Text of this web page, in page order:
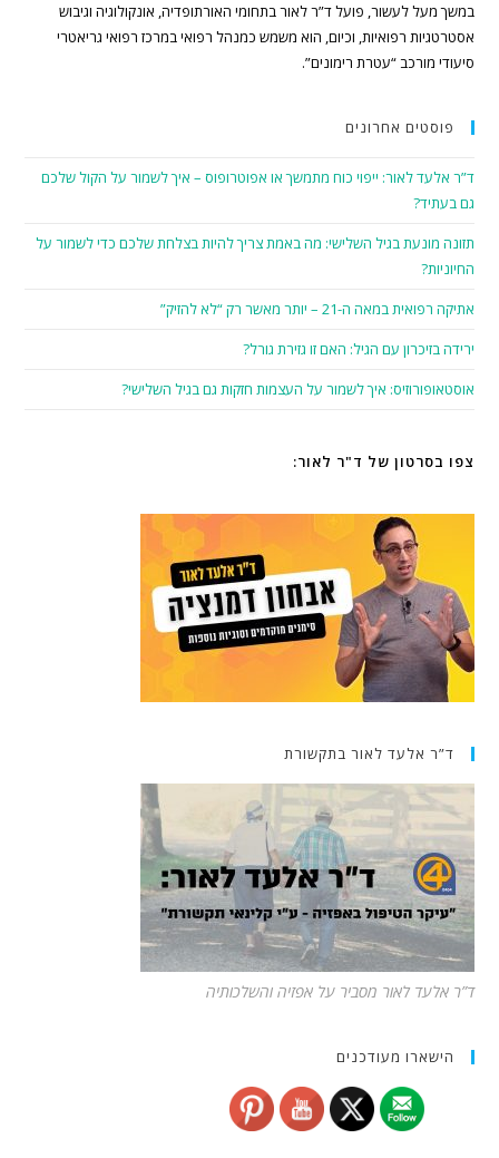
במשך מעל לעשור, פועל ד”ר לאור בתחומי האורתופדיה, אונקולוגיה וגיבוש
אסטרטגיות רפואיות, וכיום, הוא משמש כמנהל רפואי במרכז רפואי גריאטרי
סיעודי מורכב “עטרת רימונים”.
פוסטים אחרונים
ד”ר אלעד לאור: ייפוי כוח מתמשך או אפוטרופוס – איך לשמור על הקול שלכם
גם בעתיד?
תזונה מונעת בגיל השלישי: מה באמת צריך להיות בצלחת שלכם כדי לשמור על
החיוניות?
אתיקה רפואית במאה ה-21 – יותר מאשר רק “לא להזיק”
ירידה בזיכרון עם הגיל: האם זו גזירת גורל?
אוסטאופורוזיס: איך לשמור על העצמות חזקות גם בגיל השלישי?
צפו בסרטון של ד"ר לאור:
ד”ר אלעד לאור בתקשורת
ד”ר אלעד לאור מסביר על אפזיה והשלכותיה
הישארו מעודכנים